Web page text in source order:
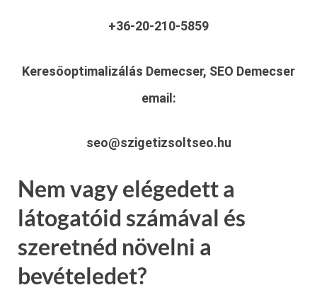
+36-20-210-5859
Keresőoptimalizálás Demecser, SEO Demecser
email:
seo@szigetizsoltseo.hu
Nem vagy elégedett a
látogatóid számával és
szeretnéd növelni a
bevételedet?